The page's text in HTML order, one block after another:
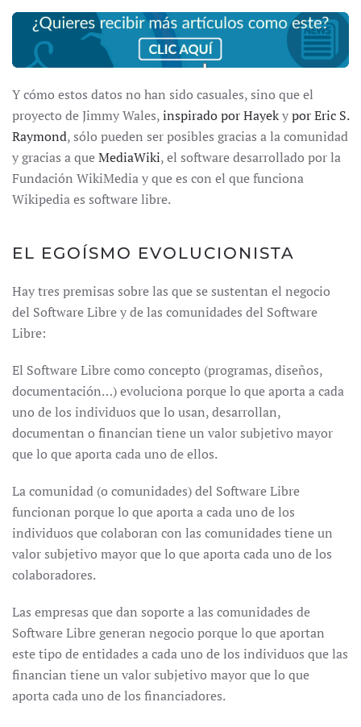
Y cómo estos datos no han sido casuales, sino que el
proyecto de Jimmy Wales,inspirado por Hayekypor Eric S.
Raymond, sólo pueden ser posibles gracias a la comunidad
y gracias a queMediaWiki, el software desarrollado por la
Fundación WikiMedia y que es con el que funciona
Wikipedia es software libre.
EL EGOÍSMO EVOLUCIONISTA
Hay tres premisas sobre las que se sustentan el negocio
del Software Libre y de las comunidades del Software
Libre:
El Software Libre como concepto (programas, diseños,
documentación…) evoluciona porque lo que aporta a cada
uno de los individuos que lo usan, desarrollan,
documentan o financian tiene un valor subjetivo mayor
que lo que aporta cada uno de ellos.
La comunidad (o comunidades) del Software Libre
funcionan porque lo que aporta a cada uno de los
individuos que colaboran con las comunidades tiene un
valor subjetivo mayor que lo que aporta cada uno de los
colaboradores.
Las empresas que dan soporte a las comunidades de
Software Libre generan negocio porque lo que aportan
este tipo de entidades a cada uno de los individuos que las
financian tiene un valor subjetivo mayor que lo que
aporta cada uno de los financiadores.